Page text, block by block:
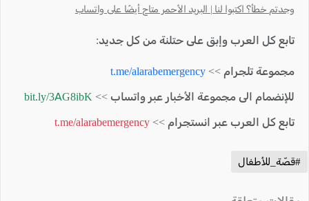
وجدتم خطأ؟ اكتبوا لنا | البريد الأحمر متاح أيضًا على واتساب
تابع كل العرب وإبق على حتلنة من كل جديد:
مجموعة تلجرام >> t.me/alarabemergency
للإنضمام الى مجموعة الأخبار عبر واتساب >> bit.ly/3AG8ibK
تابع كل العرب عبر انستجرام >> t.me/alarabemergency
#قصّة_للأطفال